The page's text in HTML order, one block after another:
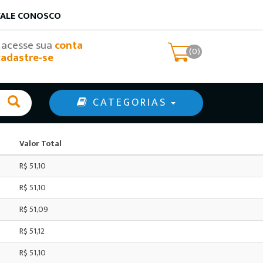
CONOSCO
suaconta
se (0)
CATEGORIAS
Valor Total
R$ 51,10
R$ 51,10
R$ 51,09
R$ 51,12
R$ 51,10